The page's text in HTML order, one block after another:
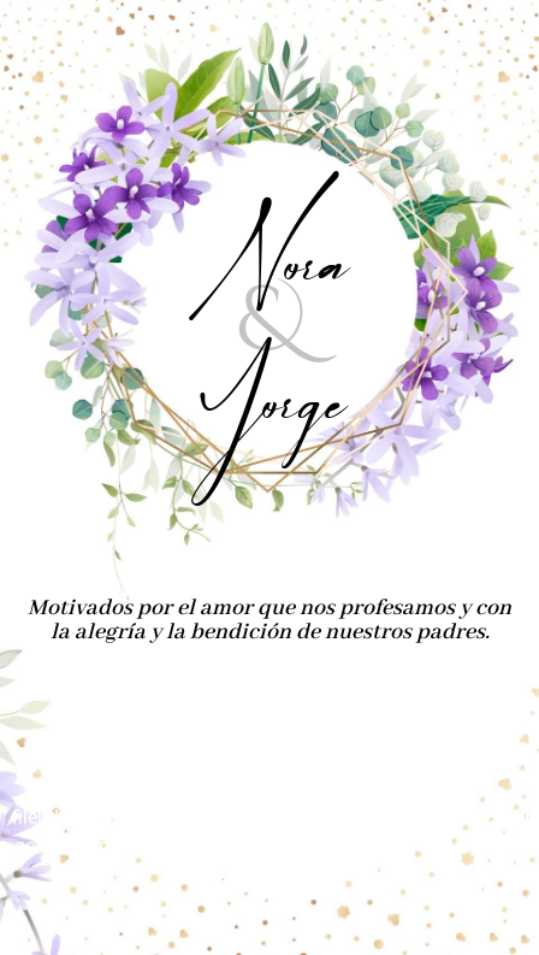
Nora
&
Jorge
Motivados por el amor que nos profesamos y con
la alegría y la bendición de nuestros padres.
fileurl=”https://
content/uploads/2022/10/y2mate.com-Ed-Sheeran-Perfect-
Lyrics.mp3″]